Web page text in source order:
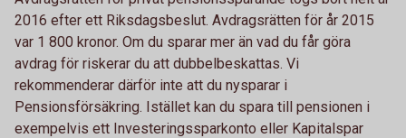
2016 efter ett Riksdagsbeslut. Avdragsrätten för år 2015
var 1 800 kronor. Om du sparar mer än vad du får göra
avdrag för riskerar du att dubbelbeskattas. Vi
rekommenderar därför inte att du nysparar i
Pensionsförsäkring. Istället kan du spara till pensionen i
exempelvis ett Investeringssparkonto eller Kapitalspar